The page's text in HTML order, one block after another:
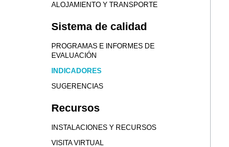
ALOJAMIENTO Y TRANSPORTE
Sistema de calidad
PROGRAMAS E INFORMES DE
EVALUACIÓN
INDICADORES
SUGERENCIAS
Recursos
INSTALACIONES Y RECURSOS
VISITA VIRTUAL